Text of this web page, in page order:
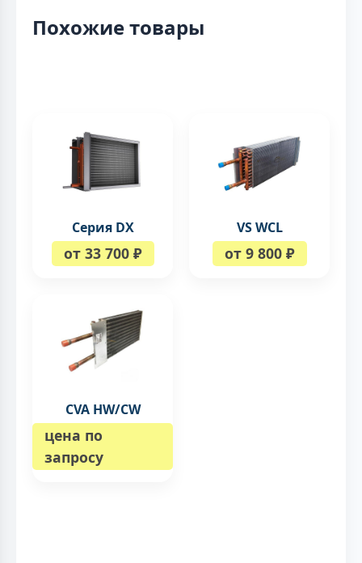
Похожие товары
Серия DX
от 33 700 ₽
VS WCL
от 9 800 ₽
CVA HW/CW
цена по
запросу